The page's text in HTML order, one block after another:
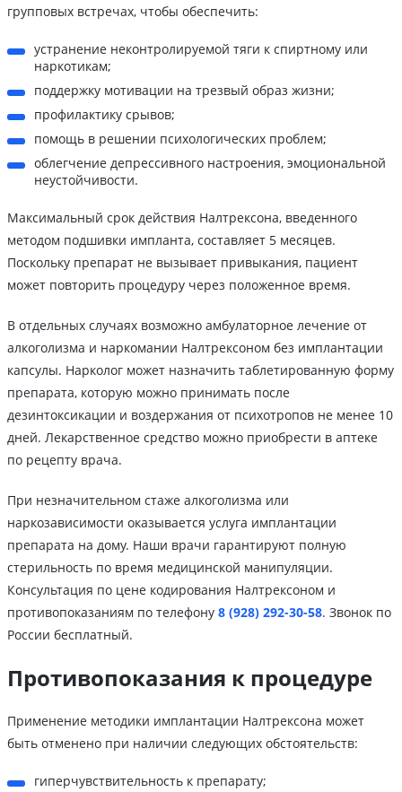
групповых встречах, чтобы обеспечить:
устранение неконтролируемой тяги к спиртному или
наркотикам;
поддержку мотивации на трезвый образ жизни;
профилактику срывов;
помощь в решении психологических проблем;
облегчение депрессивного настроения, эмоциональной
неустойчивости.
Максимальный срок действия Налтрексона, введенного
методом подшивки импланта, составляет 5 месяцев.
Поскольку препарат не вызывает привыкания, пациент
может повторить процедуру через положенное время.
В отдельных случаях возможно амбулаторное лечение от
алкоголизма и наркомании Налтрексоном без имплантации
капсулы. Нарколог может назначить таблетированную форму
препарата, которую можно принимать после
дезинтоксикации и воздержания от психотропов не менее 10
дней. Лекарственное средство можно приобрести в аптеке
по рецепту врача.
При незначительном стаже алкоголизма или
наркозависимости оказывается услуга имплантации
препарата на дому. Наши врачи гарантируют полную
стерильность по время медицинской манипуляции.
Консультация по цене кодирования Налтрексоном и
противопоказаниям по телефону 8 (928) 292-30-58. Звонок по
России бесплатный.
Противопоказания к процедуре
Применение методики имплантации Налтрексона может
быть отменено при наличии следующих обстоятельств:
гиперчувствительность к препарату;